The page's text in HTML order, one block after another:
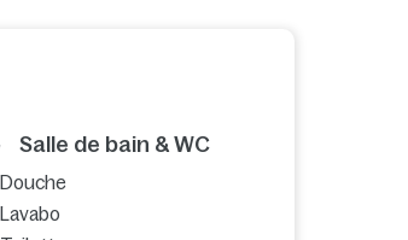
Salle de bain & WC
Douche
Lavabo